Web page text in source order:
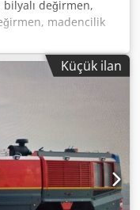
bilyalı değirmen,
madencilik
değirmenlerimiz
fazla ayrıntı için
I Nw Iox Anxea
Küçük ilan